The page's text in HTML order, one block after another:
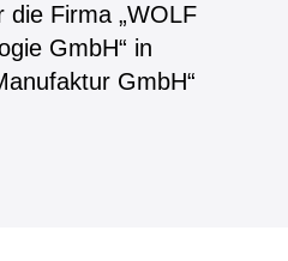
die Firma „WOLF
GmbH“ in
GmbH“